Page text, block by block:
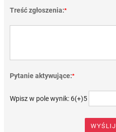
Treść zgłoszenia:*
Pytanie aktywujące:*
Wpisz w pole wynik: 6(+)5
WYŚLIJ